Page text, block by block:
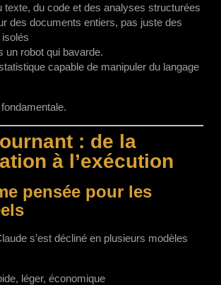
texte, du code et des analyses structurées
des documents entiers, pas juste des
un robot qui bavarde.
capable de manipuler du langage
: de la
à l’exécution
pensée pour les
s’est décliné en plusieurs modèles
léger, économique